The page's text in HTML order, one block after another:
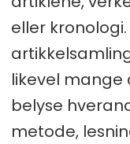
eller
likevel mange
belyse
metode,